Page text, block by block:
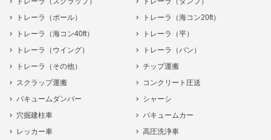
トレーラ（ポール）
トレーラ（海コン20ft）
トレーラ（海コン40ft）
トレーラ（平）
トレーラ（ウイング）
トレーラ（バン）
トレーラ（その他）
チップ運搬
スクラップ運搬
コンクリート圧送
バキュームダンパー
シャーシ
穴掘建柱車
バキュームカー
レッカー車
高圧洗浄車